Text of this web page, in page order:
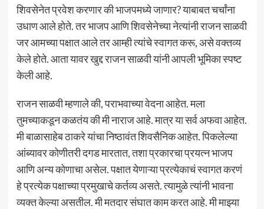
शिवसेनेत प्रवेश करणार की भाजपमध्ये जाणार? याबाबत चर्चांना
उधाण आले होते. तर भाजप आणि शिवसेनेच्या नेत्यांनी राजन साळवी
जर आमच्या पक्षात आले तर आम्ही त्यांचे स्वागत करू, असे वक्तव्य
केले होते. आता यावर खुद्द राजन साळवी यांनी आपली भूमिका स्पष्ट
केली आहे.
राजन साळवी म्हणाले की, पराभवाच्या वेदना आहेत. मला
तुमच्याकडून कळतंय की मी नाराज आहे. मात्र या सर्व अफवा आहेत.
मी बाळासाहेब ठाकरे यांचा निष्ठावंत शिवसैनिक आहेत. पिकलेल्या
आंब्यावर कोणीतरी दगड मारतात, तशा प्रकारचा प्रयत्न भाजप
आणि अन्य कोणाचा असेल. पक्षात येणाऱ्या प्रत्येकाचं स्वागत करणं
हे प्रत्येक पक्षाच्या प्रमुखाचे कर्तव्य असते. त्यामुळे त्यांनी भावना
व्यक्त केल्या असतील. मी मतदार संघात काम करत आहे. मी माझ्या